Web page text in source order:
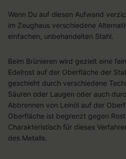
Wenn Du auf diesen Aufwand
im Zeughaus verschiedene
einfachen, unbehandelten Stahl.
Beim Brünieren wird gezielt eine
Edelrost auf der Oberfläche der
geschieht durch verschiedene
Säuren oder Laugen oder auch
Abbrennen von Leinöl auf der
Oberfläche ist begrenzt gegen
Charakteristisch für dieses
des Metalls.